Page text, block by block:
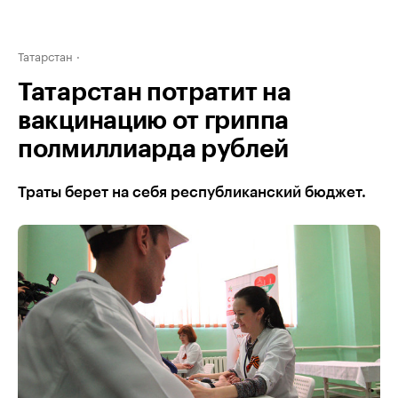
Татарстан
Татарстан потратит на
вакцинацию от гриппа
полмиллиарда рублей
Траты берет на себя республиканский бюджет.